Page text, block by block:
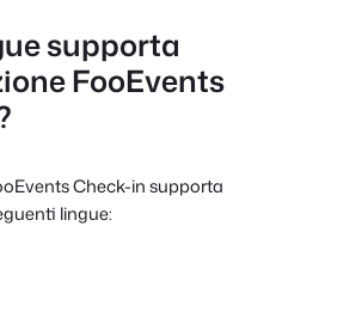
supporta
FooEvents
Check-in supporta
lingue: